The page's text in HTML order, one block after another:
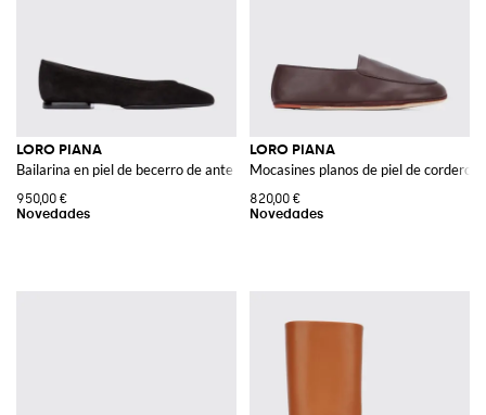
LORO PIANA
Bailarina en piel de becerro de ante con punta redonda
950,00 €
LORO PIANA
Mocasines planos de piel de cordero
820,00 €